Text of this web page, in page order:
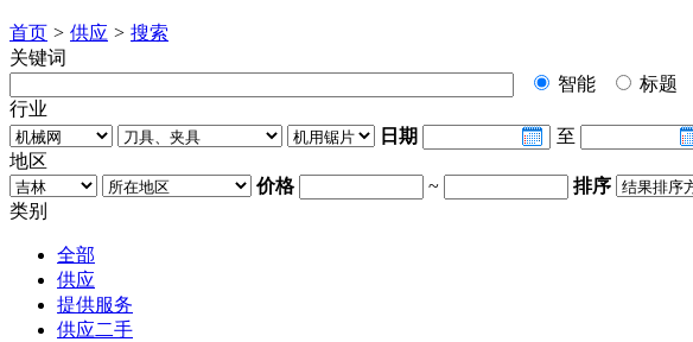
首页 > 供应 > 搜索
关键词
智能
标题
行业
日期
至
地区
价格
~
排序
类别
全部
供应
提供服务
供应二手